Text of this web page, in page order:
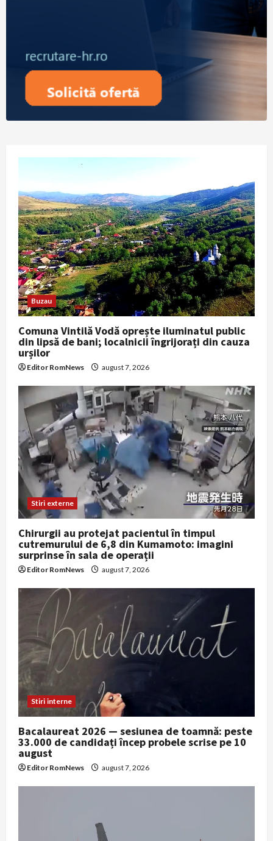
Buzau
Comuna Vintilă Vodă oprește iluminatul public
din lipsă de bani; localnicii îngrijorați din cauza
urșilor
Editor RomNews august 7, 2026
Stiri externe
Chirurgii au protejat pacientul în timpul
cutremurului de 6,8 din Kumamoto: imagini
surprinse în sala de operații
Editor RomNews august 7, 2026
Stiri interne
Bacalaureat 2026 — sesiunea de toamnă: peste
33.000 de candidați încep probele scrise pe 10
august
Editor RomNews august 7, 2026